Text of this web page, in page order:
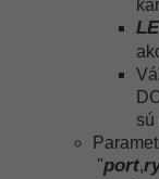
sú
"port,